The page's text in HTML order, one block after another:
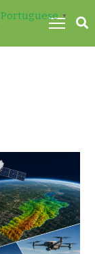
Portuguese ▼